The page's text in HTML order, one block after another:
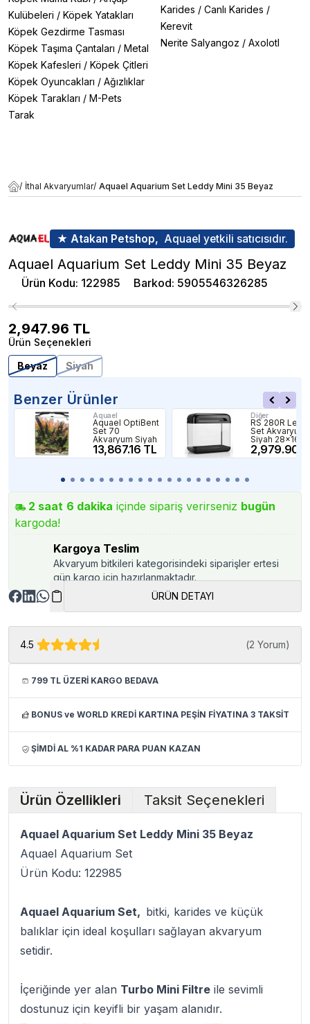
Kulübeleri / Köpek Yatakları
Köpek Gezdirme Tasması
Köpek Taşıma Çantaları / Metal
Köpek Kafesleri / Köpek Çitleri
Köpek Oyuncakları / Ağızlıklar
Köpek Tarakları / M-Pets
Tarak
Karides / Canlı Karides /
Kerevit
Nerite Salyangoz / Axolotl
/ İthal Akvaryumlar/ Aquael Aquarium Set Leddy Mini 35 Beyaz
★ Atakan Petshop, Aquael yetkili satıcısıdır.
Aquael Aquarium Set Leddy Mini 35 Beyaz
Ürün Kodu: 122985 Barkod: 5905546326285
2,947.96 TL
Ürün Seçenekleri
Beyaz
Siyah
Benzer Ürünler
Aquael
Aquael OptiBent
Set 70
Akvaryum Siyah
13,867.16 TL
Diğer
RS 280R Ledli
Set Akvaryum
Siyah
Cm
2,979.90
2 saat 6 dakika içinde sipariş verirseniz bugün
kargoda!
Kargoya Teslim
Akvaryum bitkileri kategorisindeki siparişler ertesi
gün kargo için hazırlanmaktadır.
ÜRÜN DETAYI
4.5 (2 Yorum)
799 TL ÜZERİ KARGO BEDAVA
BONUS ve WORLD KREDİ KARTINA PEŞİN FİYATINA 3 TAKSİT
ŞİMDİ AL %1 KADAR PARA PUAN KAZAN
Ürün Özellikleri Taksit Seçenekleri
Aquael Aquarium Set Leddy Mini 35 Beyaz
Aquael Aquarium Set
Ürün Kodu: 122985
Aquael Aquarium Set, bitki, karides ve küçük
balıklar için ideal koşulları sağlayan akvaryum
setidir.
İçeriğinde yer alan Turbo Mini Filtre ile sevimli
dostunuz için keyifli bir yaşam alanıdır.